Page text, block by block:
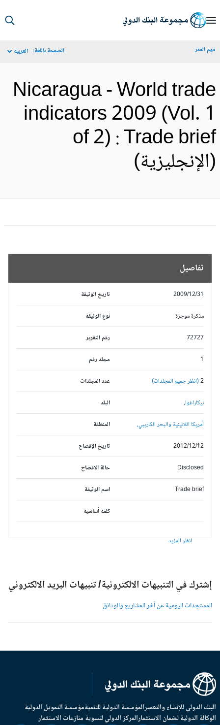
الفقر الصفحة باللغة: العربية
Nicaragua - World
indicators 2009 (Vol.
of 2) : Trade
تفاصيل
تاريخ الوثيقة 2009/12/31
نوع الوثيقة مذكرة موجزة
رقم التقرير 72727
مجلد رقم
عدد المجلدات (انظر جميع المجلدات)
البلد نيكاراغوا,
المنطقة أمريكا اللاتينية والبحر الكاريبي,
تاريخ الإفصاح 2012/12/12
حالة الافصاح Disclosed
اسم الوثيقة Trade brief
كلمة أساسية
انظر المزيد
إشترك في التنبيهات الالكترونية/ تنبيهات البريد الالكتروني
المستجدات اليومية عن آخر المشاريع والوثائق
الدولي للإنشاء والتعميرالمؤسسة الدولية للتنميةمؤسسة التمويل الدولية
الدولية لضمان الاستثمارالمركز الدولي لتسوية منازعات الاستثمار